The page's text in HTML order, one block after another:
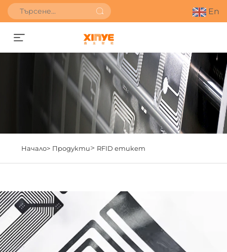
En
Получете оферта
Начало> Продукти> RFID етикет